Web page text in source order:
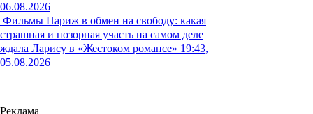
06.08.2026
Фильмы Париж в обмен на свободу: какая
страшная и позорная участь на самом деле
ждала Ларису в «Жестоком романсе» 19:43,
05.08.2026
Реклама